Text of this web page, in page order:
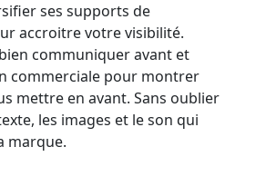
ses supports de
accroitre votre visibilité.
communiquer avant et
commerciale pour montrer
mettre en avant. Sans oublier
les images et le son qui
marque.